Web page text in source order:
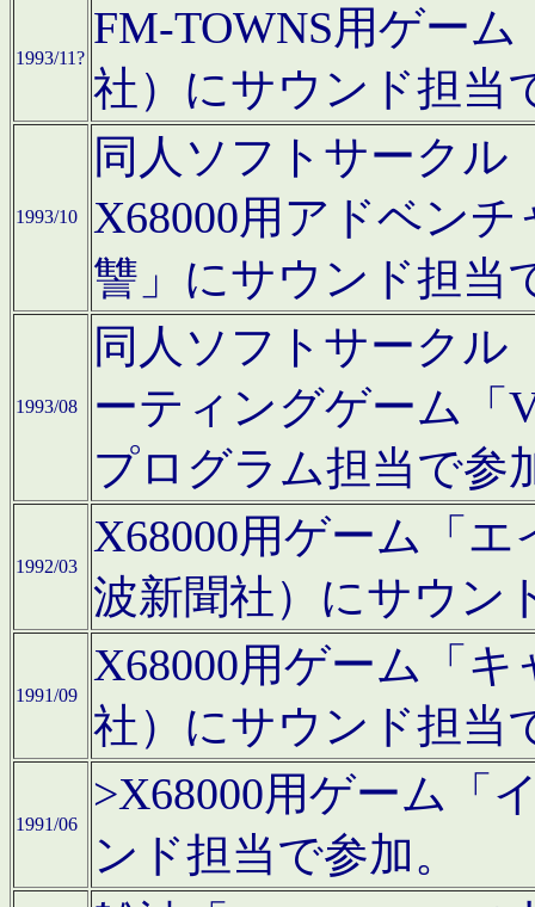
1993/11?
FM-TOWNS用ゲー
社）にサウンド担当
1993/10
同人ソフトサークル
X68000用アドベン
讐」にサウンド担当
1993/08
同人ソフトサークル
ーティングゲーム「
プログラム担当で参
1992/03
X68000用ゲーム「
波新聞社）にサウン
1991/09
X68000用ゲーム「
社）にサウンド担当
1991/06
>X68000用ゲーム「
ンド担当で参加。